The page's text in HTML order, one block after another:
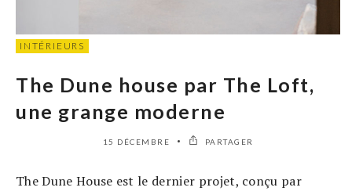
INTÉRIEURS
The Dune house par The Loft,
une grange moderne
15 DÉCEMBRE PARTAGER
The Dune House est le dernier projet, conçu par